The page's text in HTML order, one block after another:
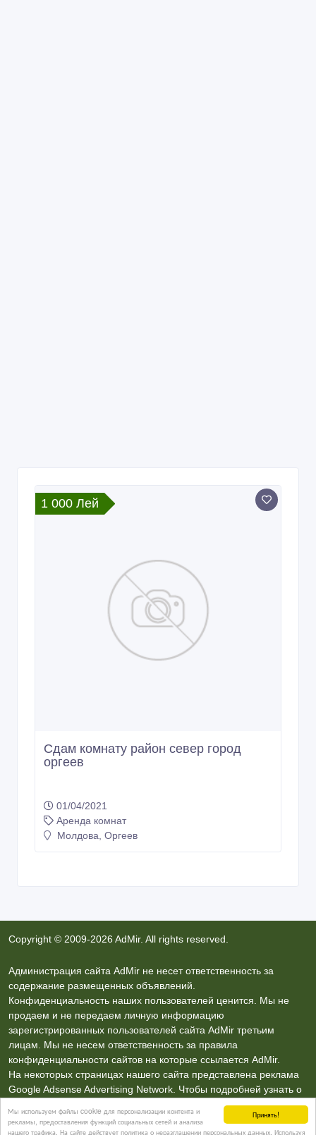
Принять!
Мы используем файлы cookie для персонализации контента и
рекламы, предоставления функций социальных сетей и анализа
нашего трафика. На сайте действует политика о неразглашении персональных данных. Используя
1 000 Лей
Сдам комнату район север город
оргеев
01/04/2021
Аренда комнат
Молдова, Оргеев
Copyright © 2009-2026 AdMir. All rights reserved.
Администрация сайта AdMir не несет ответственность за
содержание размещенных объявлений.
Конфиденциальность наших пользователей ценится. Мы не
продаем и не передаем личную информацию
зарегистрированных пользователей сайта AdMir третьим
лицам. Мы не несем ответственность за правила
конфиденциальности сайтов на которые ссылается AdMir.
На некоторых страницах нашего сайта представлена реклама
Google Adsense Advertising Network. Чтобы подробней узнать о
нажмите тут.